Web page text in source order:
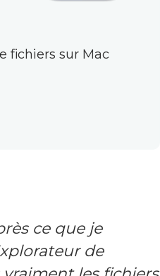
fichiers sur Mac
ce que je
de